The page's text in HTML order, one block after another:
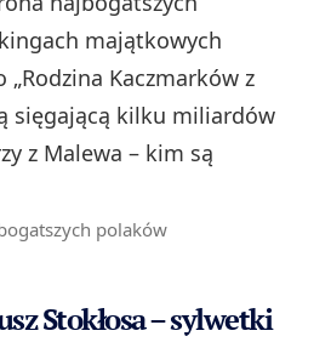
majątkowych
Kaczmarków z
sięgającą kilku miliardów
z Malewa – kim są
polaków
Stokłosa – sylwetki